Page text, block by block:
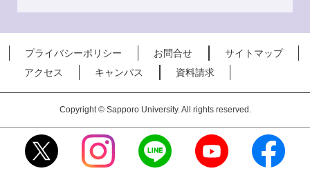
プライバシーポリシー お問合せ
サイトマップ
アクセス
キャンパス 資料請求
Copyright © Sapporo University. All rights reserved.